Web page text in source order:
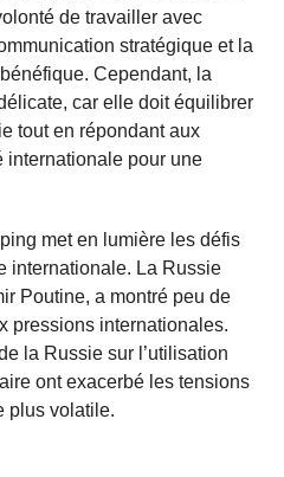
de travailler avec
stratégique et la
Cependant, la
car elle doit équilibrer
tout en répondant aux
internationale pour une
met en lumière les défis
internationale. La Russie
Poutine, a montré peu de
pressions internationales.
la Russie sur l’utilisation
ont exacerbé les tensions
plus volatile.